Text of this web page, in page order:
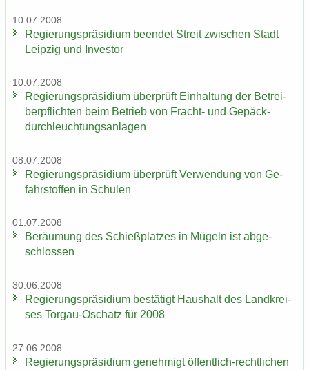
10.07.2008
Re­gie­rungs­prä­si­di­um be­en­det Streit zwi­schen Stadt
Leip­zig und In­ves­tor
10.07.2008
Re­gie­rungs­prä­si­di­um über­prüft Ein­hal­tung der Be­trei­
ber­pflich­ten beim Be­trieb von Fracht-​ und Ge­päck­
durch­leuch­tungs­an­la­gen
08.07.2008
Re­gie­rungs­prä­si­di­um über­prüft Ver­wen­dung von Ge­
fahr­stof­fen in Schu­len
01.07.2008
Be­räu­mung des Schieß­plat­zes in Mü­geln ist ab­ge­
schlos­sen
30.06.2008
Re­gie­rungs­prä­si­di­um be­stä­tigt Haus­halt des Land­krei­
ses Torgau-​Oschatz für 2008
27.06.2008
Re­gie­rungs­prä­si­di­um ge­neh­migt öffentlich-​rechtlichen